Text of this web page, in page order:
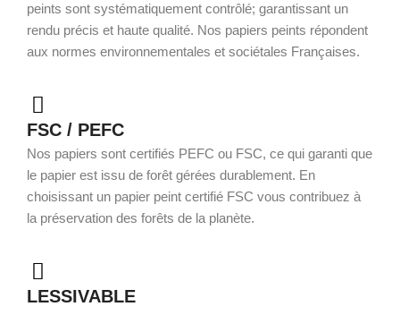
peints sont systématiquement contrôlé; garantissant un
rendu précis et haute qualité. Nos papiers peints répondent
aux normes environnementales et sociétales Françaises.
FSC / PEFC
Nos papiers sont certifiés PEFC ou FSC, ce qui garanti que
le papier est issu de forêt gérées durablement. En
choisissant un papier peint certifié FSC vous contribuez à
la préservation des forêts de la planète.
LESSIVABLE